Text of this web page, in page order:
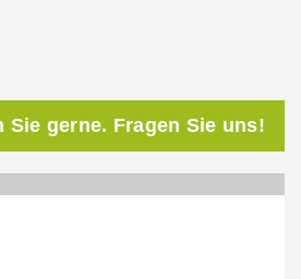
Sie gerne. Fragen Sie uns!